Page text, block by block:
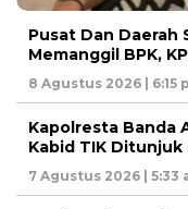
Pusat Dan
Memanggil BPK,
8 Agustus 2026 | 6:15
Kapolresta Banda
Kabid TIK
7 Agustus 2026 | 5:33